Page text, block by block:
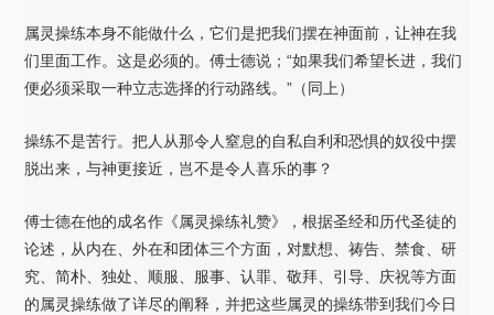
属灵操练本身不能做什么，它们是把我们摆在神面前，让神在我
们里面工作。这是必须的。傅士德说；“如果我们希望长进，我们
便必须采取一种立志选择的行动路线。”（同上）
操练不是苦行。把人从那令人窒息的自私自利和恐惧的奴役中摆
脱出来，与神更接近，岂不是令人喜乐的事？
傅士德在他的成名作《属灵操练礼赞》，根据圣经和历代圣徒的
论述，从内在、外在和团体三个方面，对默想、祷告、禁食、研
究、简朴、独处、顺服、服事、认罪、敬拜、引导、庆祝等方面
的属灵操练做了详尽的阐释，并把这些属灵的操练带到我们今日